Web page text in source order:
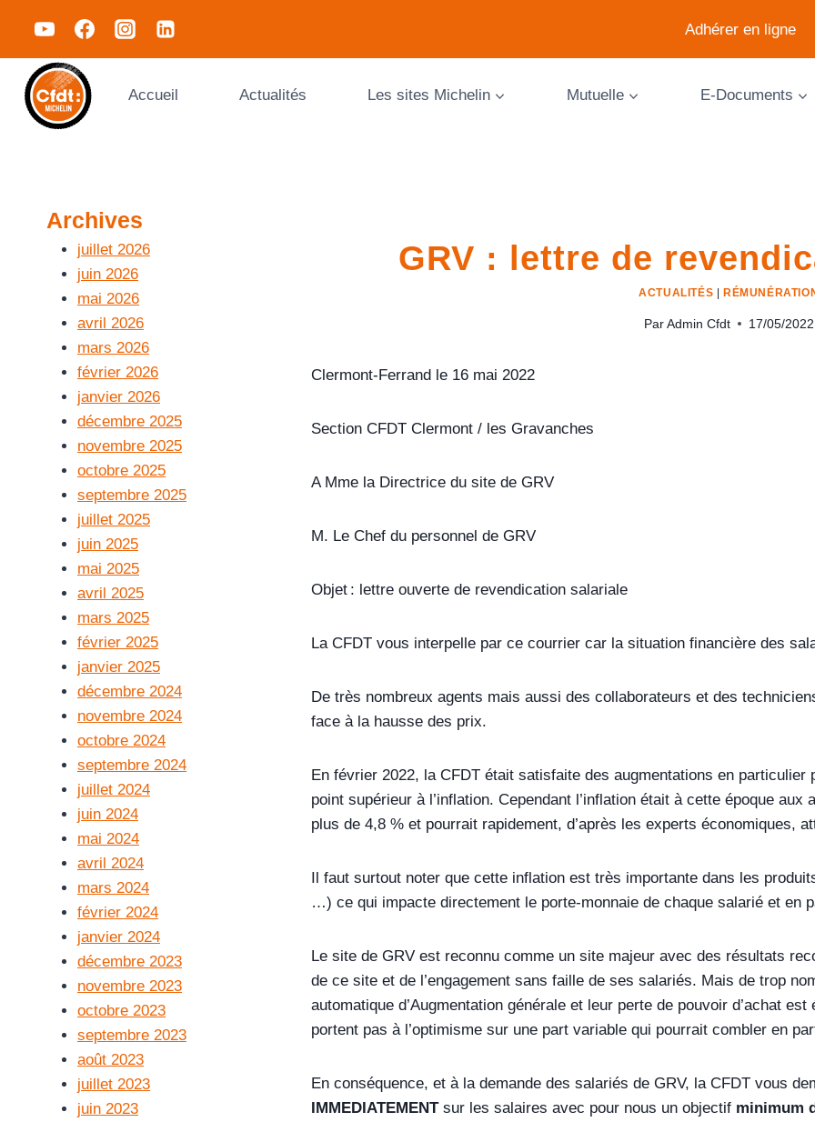
Adhérer en ligne
Accueil Actualités Les sites Michelin Mutuelle E-Documents
GRV : lettre de
ACTUALITÉS
Par Admin Cfdt 17/05/2022
Clermont-Ferrand le 16 mai 2022
Section CFDT Clermont / les Gravanches
A Mme la Directrice du site de GRV
M. Le Chef du personnel de GRV
Objet : lettre ouverte de revendication salariale
La CFDT vous interpelle par ce courrier car la situation financière des
De très nombreux agents mais aussi des collaborateurs et des
face à la hausse des prix.
En février 2022, la CFDT était satisfaite des augmentations en particulier
point supérieur à l’inflation. Cependant l’inflation était à cette époque aux
plus de 4,8 % et pourrait rapidement, d’après les experts économiques,
Il faut surtout noter que cette inflation est très importante dans les
…) ce qui impacte directement le porte-monnaie de chaque salarié et en
Le site de GRV est reconnu comme un site majeur avec des résultats
de ce site et de l’engagement sans faille de ses salariés. Mais de trop
automatique d’Augmentation générale et leur perte de pouvoir d’achat
portent pas à l’optimisme sur une part variable qui pourrait combler en
En conséquence, et à la demande des salariés de GRV, la CFDT vous
IMMEDIATEMENTsur les salaires avec pour nous un objectif minimum
Archives
juillet 2026
juin 2026
mai 2026
avril 2026
mars 2026
février 2026
janvier 2026
décembre 2025
novembre 2025
octobre 2025
septembre 2025
juillet 2025
juin 2025
mai 2025
avril 2025
mars 2025
février 2025
janvier 2025
décembre 2024
novembre 2024
octobre 2024
septembre 2024
juillet 2024
juin 2024
mai 2024
avril 2024
mars 2024
février 2024
janvier 2024
décembre 2023
novembre 2023
octobre 2023
septembre 2023
août 2023
juillet 2023
juin 2023